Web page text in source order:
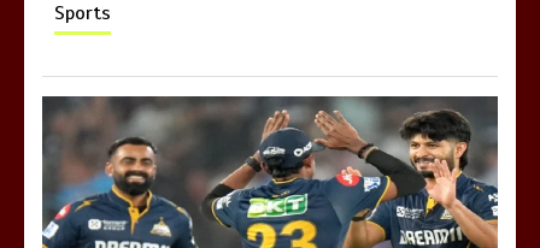
Sports